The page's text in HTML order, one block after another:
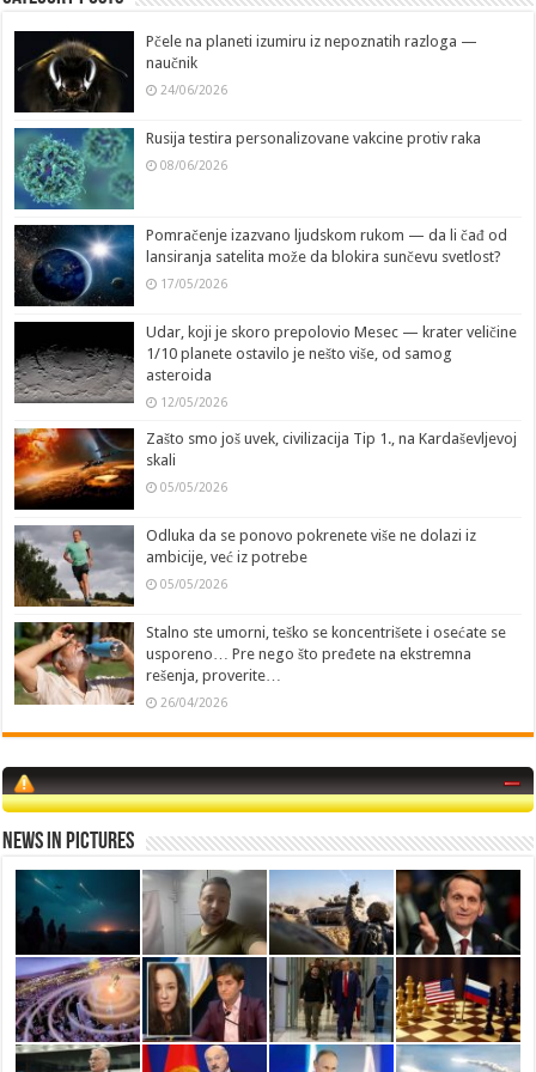
Pčele na planeti izumiru iz nepoznatih razloga —
naučnik
24/06/2026
Rusija testira personalizovane vakcine protiv raka
08/06/2026
Pomračenje izazvano ljudskom rukom — da li čađ od
lansiranja satelita može da blokira sunčevu svetlost?
17/05/2026
Udar, koji je skoro prepolovio Mesec — krater veličine
1/10 planete ostavilo je nešto više, od samog
asteroida
12/05/2026
Zašto smo još uvek, civilizacija Tip 1., na Kardaševljevoj
skali
05/05/2026
Odluka da se ponovo pokrenete više ne dolazi iz
ambicije, već iz potrebe
05/05/2026
Stalno ste umorni, teško se koncentrišete i osećate se
usporeno… Pre nego što pređete na ekstremna
rešenja, proverite…
26/04/2026
News in Pictures